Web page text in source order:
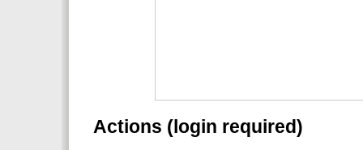
Actions (login required)